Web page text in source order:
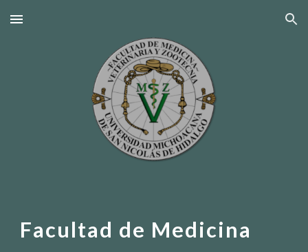
Skip to main content Skip to navigation
Facultad de Medicina